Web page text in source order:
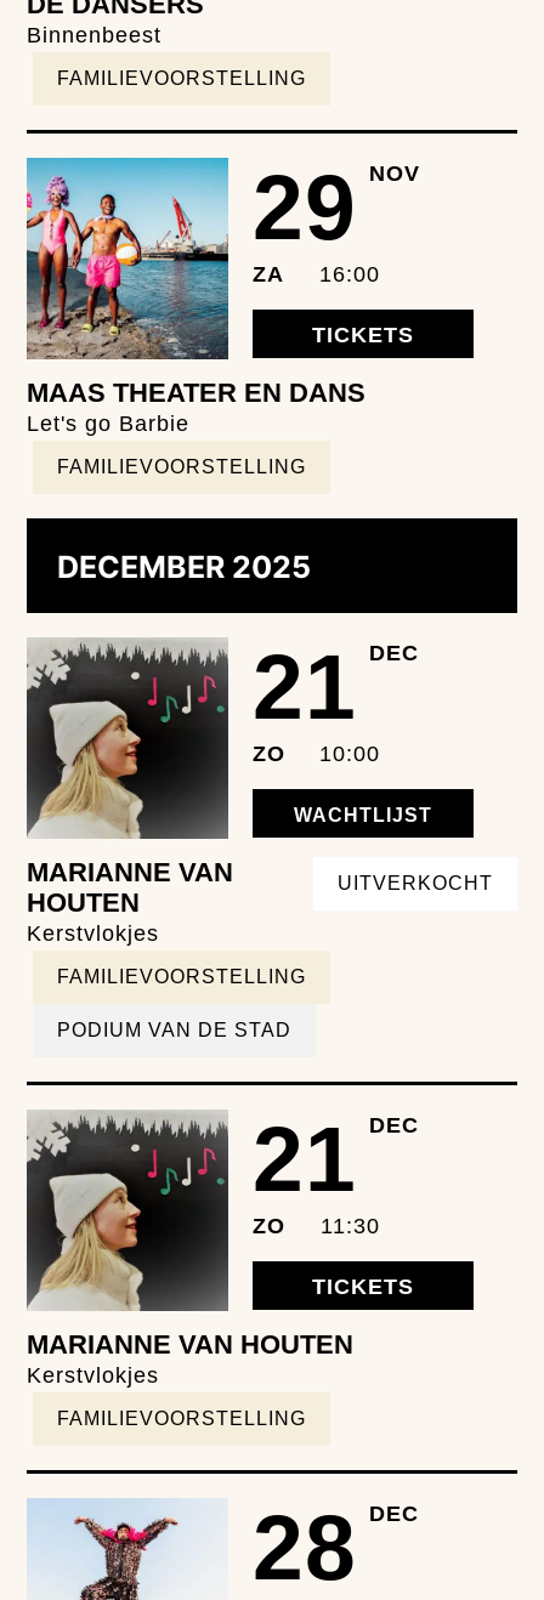
Binnenbeest
FAMILIEVOORSTELLING
29 NOV
ZA 16:00
TICKETS
MAAS THEATER EN DANS
Let's go Barbie
FAMILIEVOORSTELLING
DECEMBER 2025
21 DEC
ZO 10:00
WACHTLIJST
MARIANNE VAN
HOUTEN
Kerstvlokjes
UITVERKOCHT
FAMILIEVOORSTELLING
PODIUM VAN DE STAD
21 DEC
ZO 11:30
TICKETS
MARIANNE VAN HOUTEN
Kerstvlokjes
FAMILIEVOORSTELLING
28 DEC